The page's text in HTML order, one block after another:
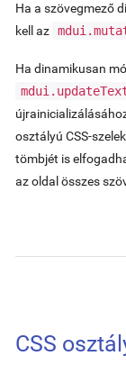
Ha a szövegmező
kell az
Ha dinamikusan
osztályú CSS-
tömbjét is
az oldal összes
CSS